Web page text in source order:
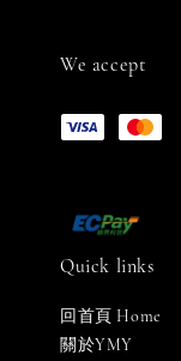
We accept
Quick links
回首頁 Home
關於YMY